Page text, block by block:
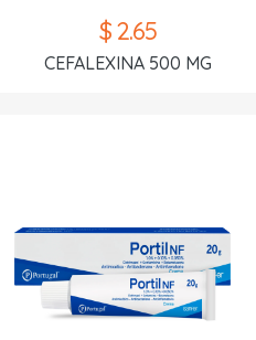
$ 2.65
CEFALEXINA 500 MG